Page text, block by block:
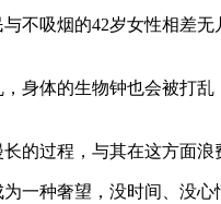
不吸烟的42岁女性相差
身体的生物钟也会被打
的过程，与其在这方面浪
一种奢望，没时间、没